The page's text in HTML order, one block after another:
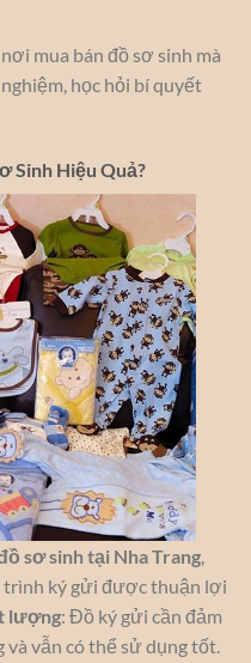
mua bán đồ sơ sinh mà
học hỏi bí quyết
Sinh Hiệu Quả?
sơ sinh tại Nha Trang,
trình ký gửi được thuận lợi
lượng: Đồ ký gửi cần đảm
và vẫn có thể sử dụng tốt.